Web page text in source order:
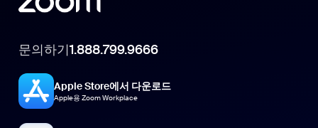
문의하기1.888.799.9666
Apple Store에서 다운로드
Apple용 Zoom Workplace